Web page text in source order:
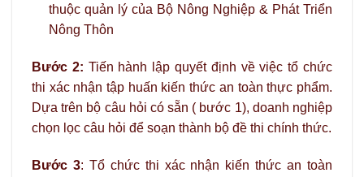
thuộc quản lý của Bộ Nông Nghiệp & Phát Triển
Nông Thôn
Bước 2: Tiến hành lập quyết định về việc tổ chức
thi xác nhận tập huấn kiến thức an toàn thực phẩm.
Dựa trên bộ câu hỏi có sẵn ( bước 1), doanh nghiệp
chọn lọc câu hỏi để soạn thành bộ đề thi chính thức.
Bước 3: Tổ chức thi xác nhận kiến thức an toàn